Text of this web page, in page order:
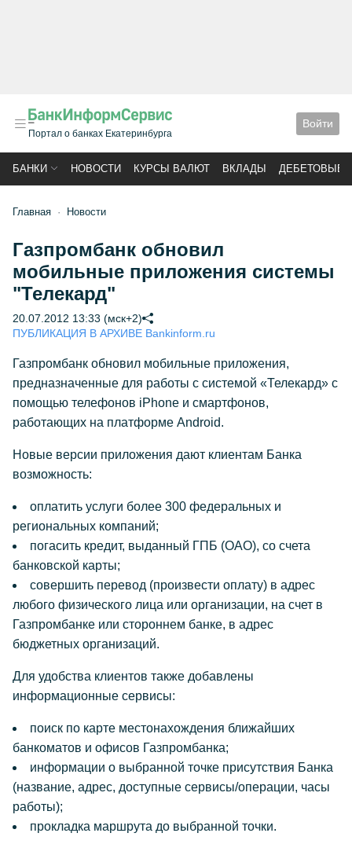
Портал о банках Екатеринбурга
Войти
БАНКИ НОВОСТИ КУРСЫ ВАЛЮТ ВКЛАДЫ ДЕБЕТОВЫЕ
Главная Новости
Газпромбанк обновил
мобильные приложения системы
"Телекард"
20.07.2012 13:33 (мск+2)
ПУБЛИКАЦИЯ В АРХИВЕ Bankinform.ru
Газпромбанк обновил мобильные приложения,
предназначенные для работы с системой «Телекард» с
помощью телефонов iPhone и смартфонов,
работающих на платформе Android.
Новые версии приложения дают клиентам Банка
возможность:
оплатить услуги более 300 федеральных и
региональных компаний;
погасить кредит, выданный ГПБ (ОАО), со счета
банковской карты;
совершить перевод (произвести оплату) в адрес
любого физического лица или организации, на счет в
Газпромбанке или стороннем банке, в адрес
бюджетных организаций.
Для удобства клиентов также добавлены
информационные сервисы:
поиск по карте местонахождения ближайших
банкоматов и офисов Газпромбанка;
информации о выбранной точке присутствия Банка
(название, адрес, доступные сервисы/операции, часы
работы);
прокладка маршрута до выбранной точки.